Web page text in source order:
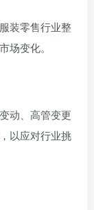
装零售行业整
场变化。
动、高管变更
以应对行业挑